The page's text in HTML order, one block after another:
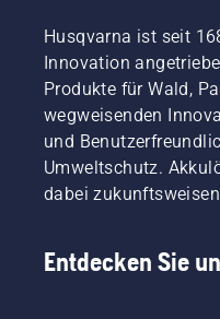
Husqvarna ist seit
Innovation
Produkte für Wald,
wegweisenden
und
Umweltschutz.
dabei
Entdecken Sie